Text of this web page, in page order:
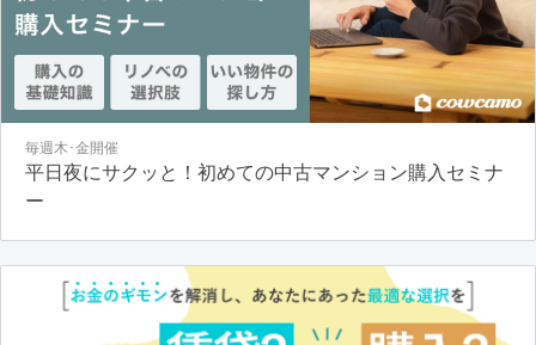
毎週木･金開催
平日夜にサクッと！初めての中古マンション購入セミナ
ー